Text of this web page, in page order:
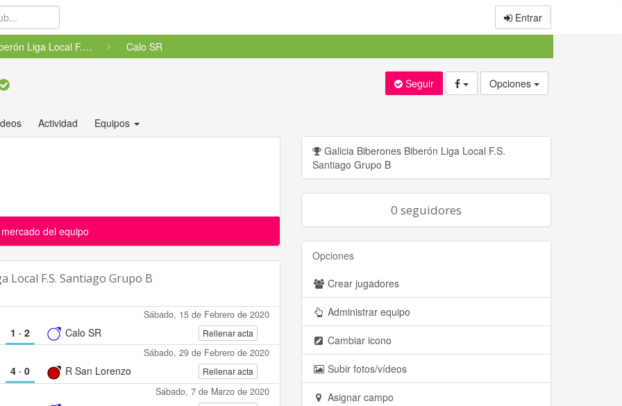
Entrar
Biberón Liga Local F.S. Santi... Calo SR
Seguir Opciones
Actividad Equipos
del equipo
Local F.S. Santiago Grupo B
Sábado, 15 de Febrero de 2020
1 · 2 Calo SR Rellenar acta
Sábado, 29 de Febrero de 2020
4· 0 R San Lorenzo Rellenar acta
Sábado, 7 de Marzo de 2020
Galicia Biberones Biberón Liga Local F.S.
Santiago Grupo B
0 seguidores
Opciones
Crear jugadores
Administrar equipo
Cambiar icono
Subir fotos/vídeos
Asignar campo